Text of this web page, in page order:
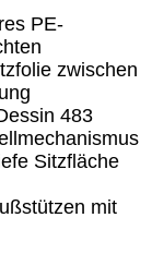
PE-
zwischen
483
Sitzfläche
mit